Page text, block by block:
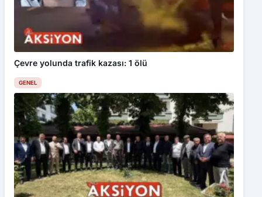
Çevre yolunda trafik kazası: 1 ölü
GENEL